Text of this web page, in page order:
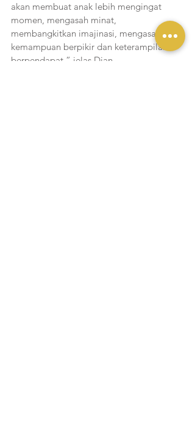
akan membuat anak lebih mengingat
momen, mengasah minat,
membangkitkan imajinasi, mengasah
kemampuan berpikir dan keterampilan
berpendapat,” jelas Dian.